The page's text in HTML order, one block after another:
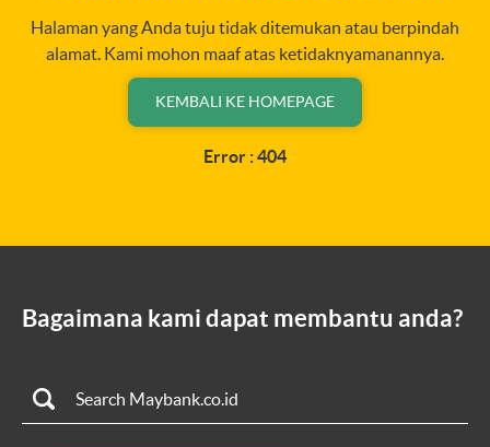
Halaman yang Anda tuju tidak ditemukan atau berpindah
alamat. Kami mohon maaf atas ketidaknyamanannya.
KEMBALI KE HOMEPAGE
Error : 404
Bagaimana kami dapat membantu anda?